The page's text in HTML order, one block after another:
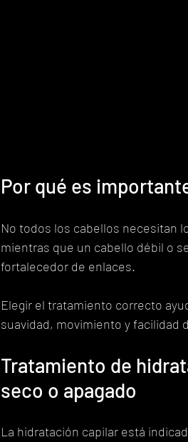
Por qué es
No todos los cabellos necesitan
mientras que un cabello débil o
fortalecedor de enlaces.
Elegir el tratamiento correcto
suavidad, movimiento y facilidad
Tratamiento de
seco o apagado
La hidratación capilar está